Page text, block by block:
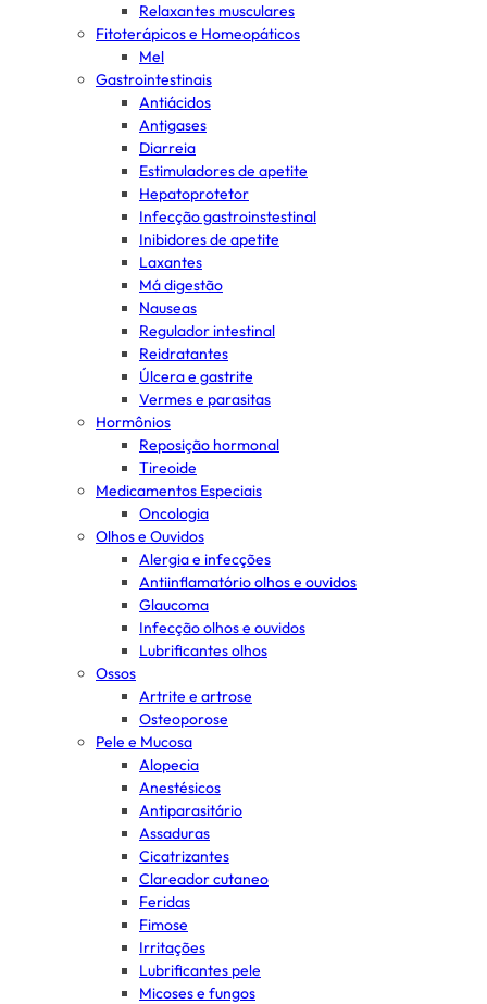
Relaxantes musculares
Fitoterápicos e Homeopáticos
Mel
Gastrointestinais
Antiácidos
Antigases
Diarreia
Estimuladores de apetite
Hepatoprotetor
Infecção gastroinstestinal
Inibidores de apetite
Laxantes
Má digestão
Nauseas
Regulador intestinal
Reidratantes
Úlcera e gastrite
Vermes e parasitas
Hormônios
Reposição hormonal
Tireoide
Medicamentos Especiais
Oncologia
Olhos e Ouvidos
Alergia e infecções
Antiinflamatório olhos e ouvidos
Glaucoma
Infecção olhos e ouvidos
Lubrificantes olhos
Ossos
Artrite e artrose
Osteoporose
Pele e Mucosa
Alopecia
Anestésicos
Antiparasitário
Assaduras
Cicatrizantes
Clareador cutaneo
Feridas
Fimose
Irritações
Lubrificantes pele
Micoses e fungos